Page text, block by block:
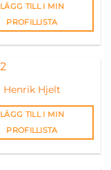
LÄGG TILL I MIN
PROFILLISTA
Henrik Hjelt
LÄGG TILL I MIN
PROFILLISTA